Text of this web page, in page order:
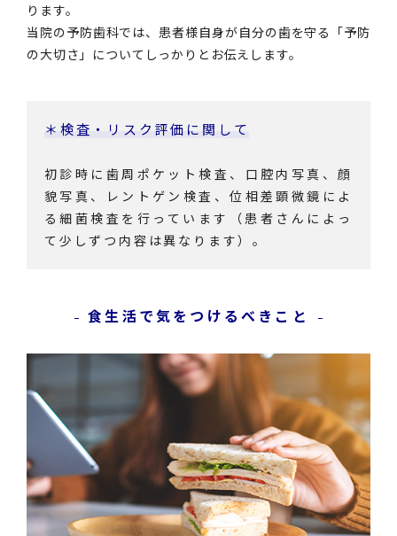
ります。
当院の予防歯科では、患者様自身が自分の歯を守る「予防
の大切さ」についてしっかりとお伝えします。
＊検査・リスク評価に関して
初診時に歯周ポケット検査、口腔内写真、顔
貌写真、レントゲン検査、位相差顕微鏡によ
る細菌検査を行っています（患者さんによっ
て少しずつ内容は異なります）。
食生活で気をつけるべきこと